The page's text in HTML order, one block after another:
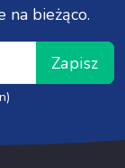
na bieżąco.
Zapisz